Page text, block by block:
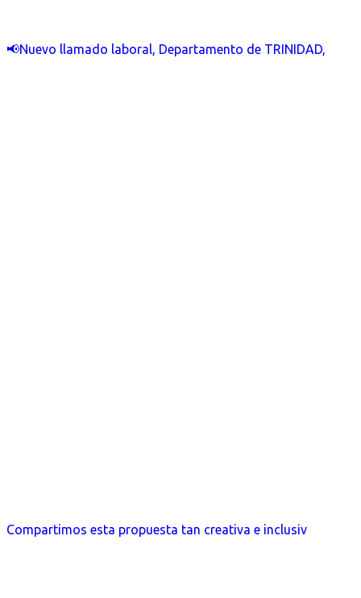
📢Nuevo llamado laboral, Departamento de TRINIDAD,
Compartimos esta propuesta tan creativa e inclusiv